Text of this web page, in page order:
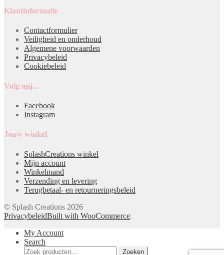
Klantinformatie
Contactformulier
Veiligheid en onderhoud
Algemene voorwaarden
Privacybeleid
Cookiebeleid
Volg mij...
Facebook
Instagram
Jouw winkel
SplashCreations winkel
Mijn account
Winkelmand
Verzending en levering
Terugbetaal- en retourneringsbeleid
© Splash Creations 2026
PrivacybeleidBuilt with WooCommerce.
My Account
Search
Zoeken
Zoeken